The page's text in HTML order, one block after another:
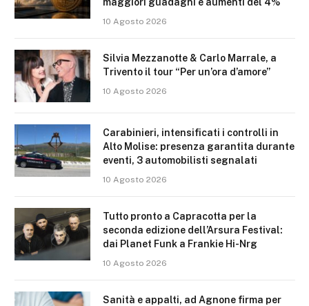
10 Agosto 2026
Silvia Mezzanotte & Carlo Marrale, a
Trivento il tour “Per un’ora d’amore”
10 Agosto 2026
Carabinieri, intensificati i controlli in
Alto Molise: presenza garantita durante
eventi, 3 automobilisti segnalati
10 Agosto 2026
Tutto pronto a Capracotta per la
seconda edizione dell’Arsura Festival:
dai Planet Funk a Frankie Hi-Nrg
10 Agosto 2026
Sanità e appalti, ad Agnone firma per